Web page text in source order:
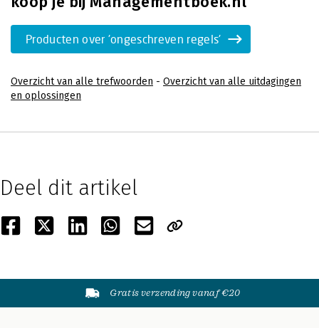
Producten over 'ongeschreven regels'
Overzicht van alle trefwoorden - Overzicht van alle uitdagingen
en oplossingen
Deel dit artikel
Gratis verzending vanaf €20